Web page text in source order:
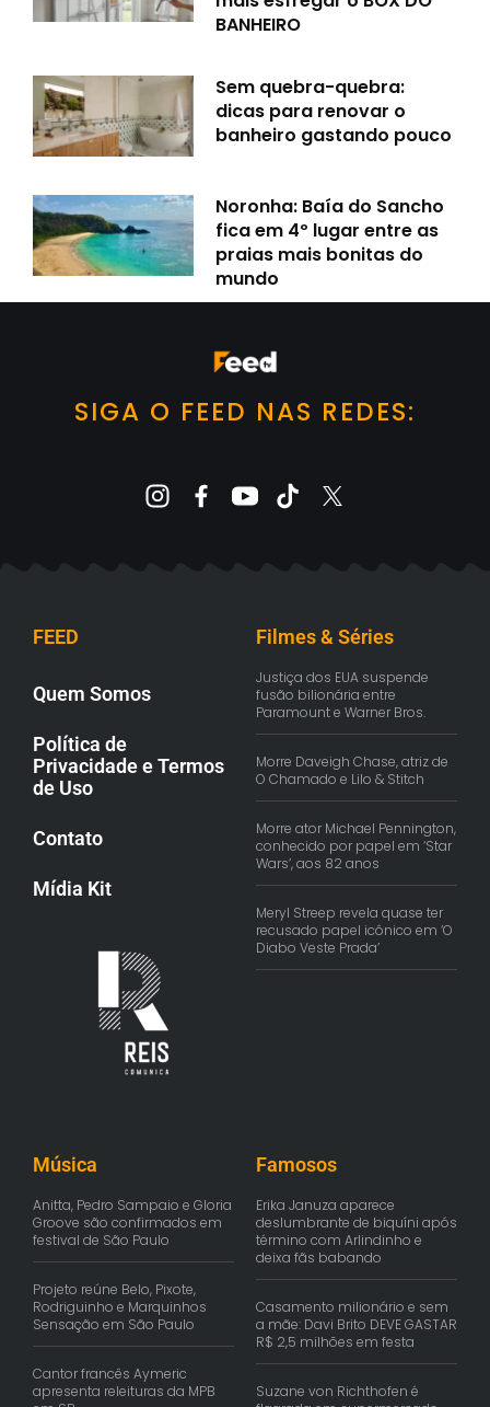
BANHEIRO
Sem quebra-quebra:
dicas para renovar o
banheiro gastando pouco
Noronha: Baía do Sancho
fica em 4º lugar entre as
praias mais bonitas do
mundo
SIGA O FEED NAS REDES:
FEED
Quem Somos
Política de
Privacidade e Termos
de Uso
Contato
Mídia Kit
Filmes & Séries
Justiça dos EUA suspende
fusão bilionária entre
Paramount e Warner Bros.
Morre Daveigh Chase, atriz de
O Chamado e Lilo & Stitch
Morre ator Michael Pennington,
conhecido por papel em ‘Star
Wars’, aos 82 anos
Meryl Streep revela quase ter
recusado papel icônico em ‘O
Diabo Veste Prada’
Música
Anitta, Pedro Sampaio e Gloria
Groove são confirmados em
festival de São Paulo
Projeto reúne Belo, Pixote,
Rodriguinho e Marquinhos
Sensação em São Paulo
Cantor francês Aymeric
apresenta releituras da MPB
Famosos
Erika Januza aparece
deslumbrante de biquíni após
término com Arlindinho e
deixa fãs babando
Casamento milionário e sem
a mãe: Davi Brito DEVE GASTAR
R$ 2,5 milhões em festa
Suzane von Richthofen é